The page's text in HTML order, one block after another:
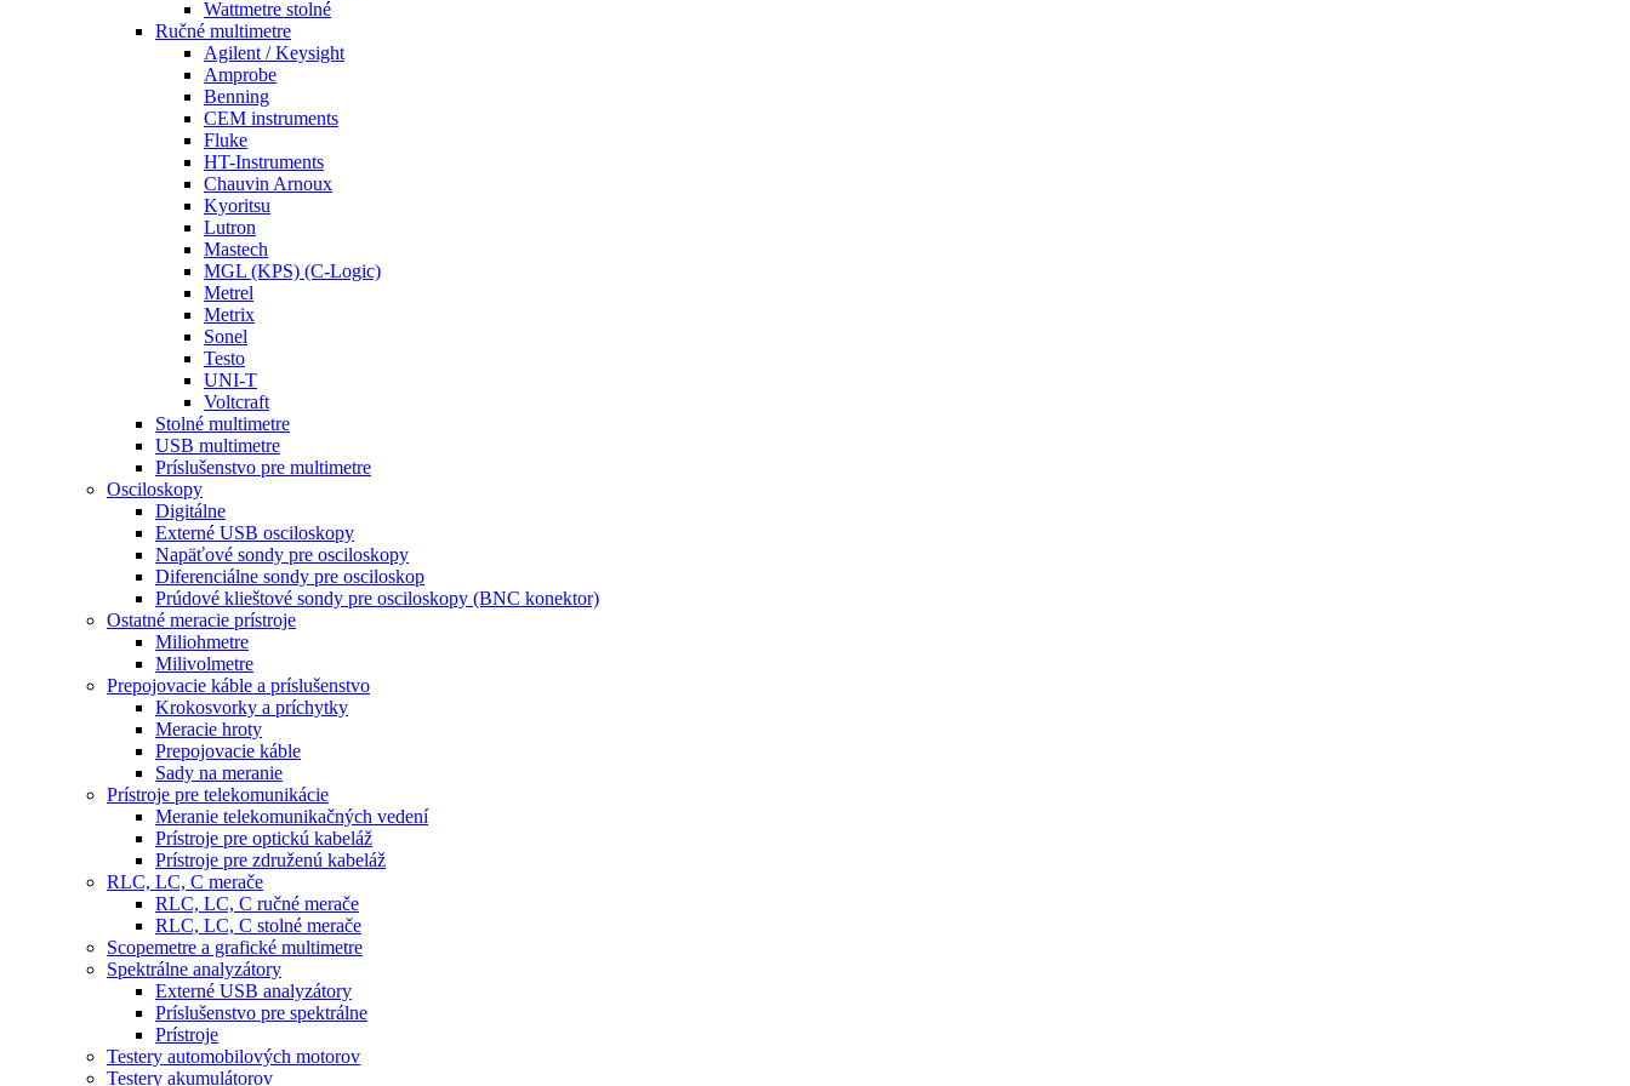
Wattmetre stolné
Ručné multimetre
Agilent / Keysight
Amprobe
Benning
CEM instruments
Fluke
HT-Instruments
Chauvin Arnoux
Kyoritsu
Lutron
Mastech
MGL (KPS) (C-Logic)
Metrel
Metrix
Sonel
Testo
UNI-T
Voltcraft
Stolné multimetre
USB multimetre
Príslušenstvo pre multimetre
Osciloskopy
Digitálne
Externé USB osciloskopy
Napäťové sondy pre osciloskopy
Diferenciálne sondy pre osciloskop
Prúdové klieštové sondy pre osciloskopy (BNC konektor)
Ostatné meracie prístroje
Miliohmetre
Milivolmetre
Prepojovacie káble a príslušenstvo
Krokosvorky a príchytky
Meracie hroty
Prepojovacie káble
Sady na meranie
Prístroje pre telekomunikácie
Meranie telekomunikačných vedení
Prístroje pre optickú kabeláž
Prístroje pre združenú kabeláž
RLC, LC, C merače
RLC, LC, C ručné merače
RLC, LC, C stolné merače
Scopemetre a grafické multimetre
Spektrálne analyzátory
Externé USB analyzátory
Príslušenstvo pre spektrálne
Prístroje
Testery automobilových motorov
Testery akumulátorov